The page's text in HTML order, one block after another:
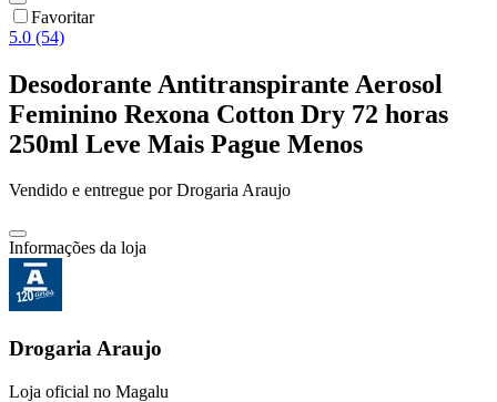
Favoritar
5.0 (54)
Desodorante Antitranspirante Aerosol
Feminino Rexona Cotton Dry 72 horas
250ml Leve Mais Pague Menos
Vendido e entregue por Drogaria Araujo
Informações da loja
Drogaria Araujo
Loja oficial no Magalu